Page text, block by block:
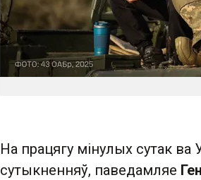
На працягу мінулых сутак ва
сутыкненняў, паведамляе